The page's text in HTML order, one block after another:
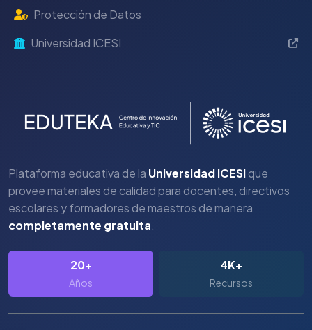
Protección de Datos
Universidad ICESI
Plataforma educativa de la Universidad ICESIque
provee materiales de calidad para docentes, directivos
escolares y formadores de maestros de manera
completamente gratuita.
20+
Años
4K+
Recursos